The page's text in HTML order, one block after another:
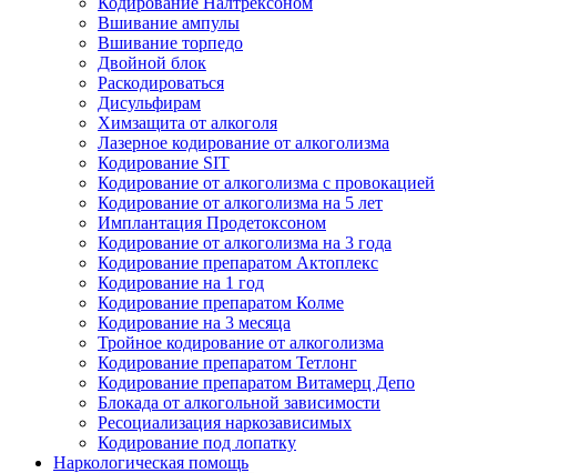
Вшивание ампулы
Вшивание торпедо
Двойной блок
Раскодироваться
Дисульфирам
Химзащита от алкоголя
Лазерное кодирование от алкоголизма
Кодирование SIT
Кодирование от алкоголизма с провокацией
Кодирование от алкоголизма на 5 лет
Имплантация Продетоксоном
Кодирование от алкоголизма на 3 года
Кодирование препаратом Актоплекс
Кодирование на 1 год
Кодирование препаратом Колме
Кодирование на 3 месяца
Тройное кодирование от алкоголизма
Кодирование препаратом Тетлонг
Кодирование препаратом Витамерц Депо
Блокада от алкогольной зависимости
Ресоциализация наркозависимых
Кодирование под лопатку
Наркологическая помощь